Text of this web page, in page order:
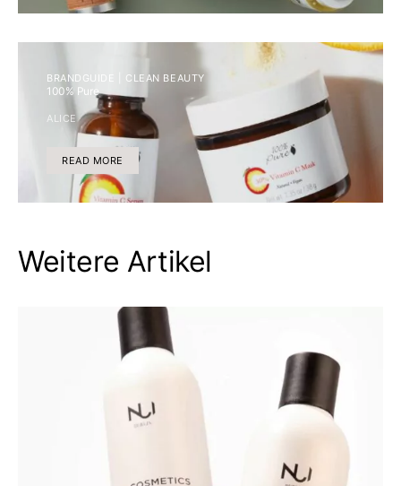
BRANDGUIDE | CLEAN BEAUTY
100% Pure
ALICE
READ MORE
Weitere Artikel